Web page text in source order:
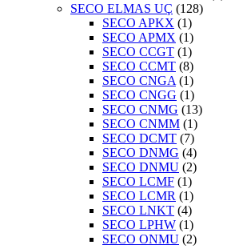
SECO ELMAS UÇ (128)
SECO APKX (1)
SECO APMX (1)
SECO CCGT (1)
SECO CCMT (8)
SECO CNGA (1)
SECO CNGG (1)
SECO CNMG (13)
SECO CNMM (1)
SECO DCMT (7)
SECO DNMG (4)
SECO DNMU (2)
SECO LCMF (1)
SECO LCMR (1)
SECO LNKT (4)
SECO LPHW (1)
SECO ONMU (2)